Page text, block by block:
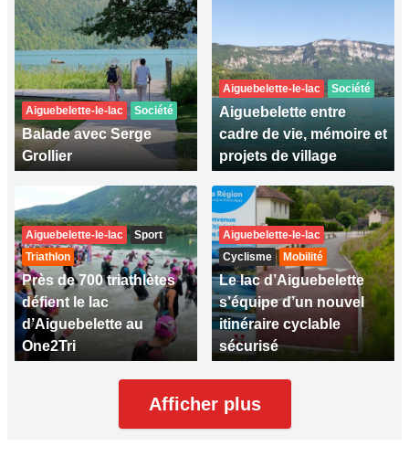
Aiguebelette-le-lac Société
Balade avec Serge
Grollier
Aiguebelette-le-lac Société
Aiguebelette entre
cadre de vie, mémoire et
projets de village
Aiguebelette-le-lac
Sport
Triathlon
Près de 700 triathlètes
défient le lac
d’Aiguebelette au
One2Tri
Aiguebelette-le-lac
Cyclisme
Mobilité
Le lac d’Aiguebelette
s’équipe d’un nouvel
itinéraire cyclable
sécurisé
Afficher plus